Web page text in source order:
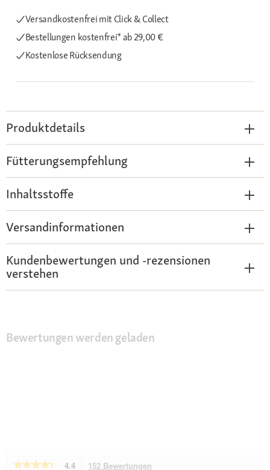
Versandkostenfrei mit Click & Collect
Bestellungen kostenfrei*ab 29,00 €
Kostenlose Rücksendung
Produktdetails
Fütterungsempfehlung
Inhaltsstoffe
Versandinformationen
Kundenbewertungen und -rezensionen
verstehen
Bewertungen werden geladen
★★★★★
★★★★★ 4.4 152 Bewertungen